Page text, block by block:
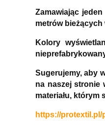
Zamawiając
metrów bieżących
Kolory
Sugerujemy, aby
na naszej stronie
materiału, którym
https://protextil.pl/